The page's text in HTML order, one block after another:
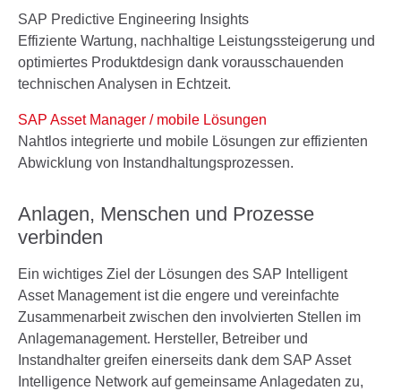
SAP Predictive Engineering Insights
Effiziente Wartung, nachhaltige Leistungssteigerung und
optimiertes Produktdesign dank vorausschauenden
technischen Analysen in Echtzeit.
SAP Asset Manager / mobile Lösungen
Nahtlos integrierte und mobile Lösungen zur effizienten
Abwicklung von Instandhaltungsprozessen.
Anlagen, Menschen und Prozesse
verbinden
Ein wichtiges Ziel der Lösungen des SAP Intelligent
Asset Management ist die engere und vereinfachte
Zusammenarbeit zwischen den involvierten Stellen im
Anlagemanagement. Hersteller, Betreiber und
Instandhalter greifen einerseits dank dem SAP Asset
Intelligence Network auf gemeinsame Anlagedaten zu,